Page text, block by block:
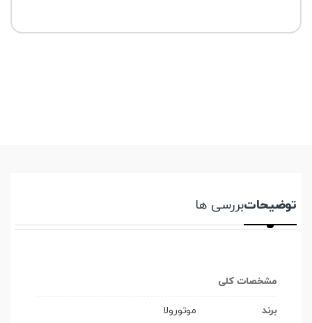
توضیحاتبررسی ها
مشخصات کلی
برند موتورولا